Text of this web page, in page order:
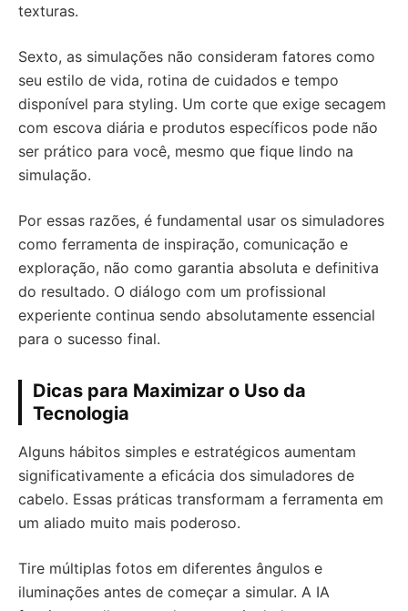
texturas.
Sexto, as simulações não consideram fatores como
seu estilo de vida, rotina de cuidados e tempo
disponível para styling. Um corte que exige secagem
com escova diária e produtos específicos pode não
ser prático para você, mesmo que fique lindo na
simulação.
Por essas razões, é fundamental usar os simuladores
como ferramenta de inspiração, comunicação e
exploração, não como garantia absoluta e definitiva
do resultado. O diálogo com um profissional
experiente continua sendo absolutamente essencial
para o sucesso final.
Dicas para Maximizar o Uso da
Tecnologia
Alguns hábitos simples e estratégicos aumentam
significativamente a eficácia dos simuladores de
cabelo. Essas práticas transformam a ferramenta em
um aliado muito mais poderoso.
Tire múltiplas fotos em diferentes ângulos e
iluminações antes de começar a simular. A IA